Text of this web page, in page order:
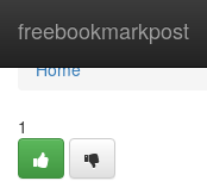
freebookmarkpost
Home
Home
1